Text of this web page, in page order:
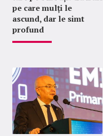
pe care mulți le
ascund, dar le simt
profund